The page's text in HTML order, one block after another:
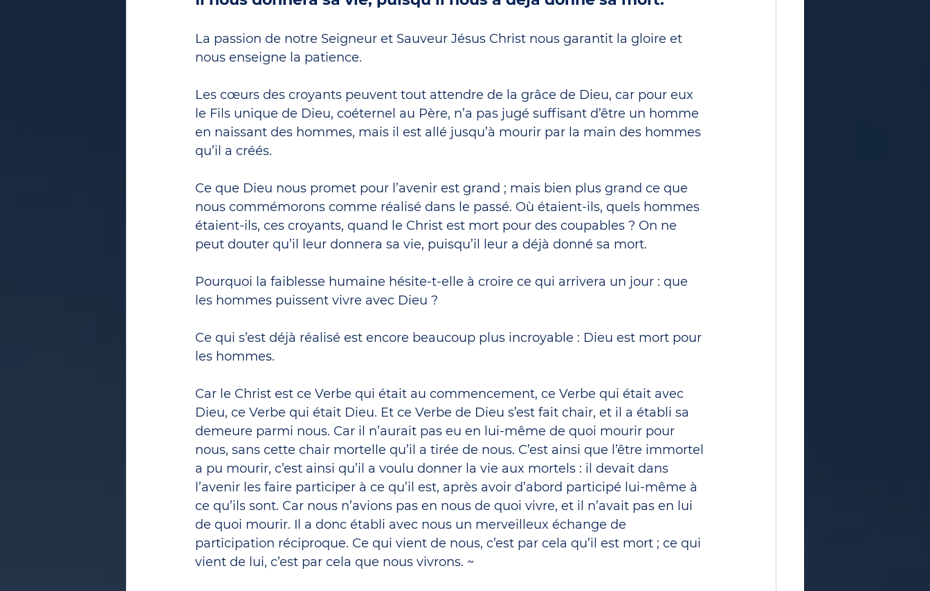
La passion de notre Seigneur et Sauveur Jésus Christ nous garantit la gloire et
nous enseigne la patience.
Les cœurs des croyants peuvent tout attendre de la grâce de Dieu, car pour eux
le Fils unique de Dieu, coéternel au Père, n’a pas jugé suffisant d’être un homme
en naissant des hommes, mais il est allé jusqu’à mourir par la main des hommes
qu’il a créés.
Ce que Dieu nous promet pour l’avenir est grand ; mais bien plus grand ce que
nous commémorons comme réalisé dans le passé. Où étaient-ils, quels hommes
étaient-ils, ces croyants, quand le Christ est mort pour des coupables ? On ne
peut douter qu’il leur donnera sa vie, puisqu’il leur a déjà donné sa mort.
Pourquoi la faiblesse humaine hésite-t-elle à croire ce qui arrivera un jour : que
les hommes puissent vivre avec Dieu ?
Ce qui s’est déjà réalisé est encore beaucoup plus incroyable : Dieu est mort pour
les hommes.
Car le Christ est ce Verbe qui était au commencement, ce Verbe qui était avec
Dieu, ce Verbe qui était Dieu. Et ce Verbe de Dieu s’est fait chair, et il a établi sa
demeure parmi nous. Car il n’aurait pas eu en lui-même de quoi mourir pour
nous, sans cette chair mortelle qu’il a tirée de nous. C’est ainsi que l’être immortel
a pu mourir, c’est ainsi qu’il a voulu donner la vie aux mortels : il devait dans
l’avenir les faire participer à ce qu’il est, après avoir d’abord participé lui-même à
ce qu’ils sont. Car nous n’avions pas en nous de quoi vivre, et il n’avait pas en lui
de quoi mourir. Il a donc établi avec nous un merveilleux échange de
participation réciproque. Ce qui vient de nous, c’est par cela qu’il est mort ; ce qui
vient de lui, c’est par cela que nous vivrons. ~